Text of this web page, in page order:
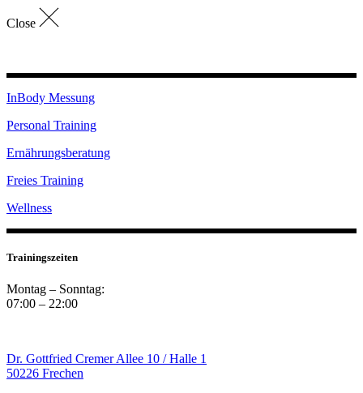
Close
InBody Messung
Personal Training
Ernährungsberatung
Freies Training
Wellness
Trainingszeiten
Montag – Sonntag:
07:00 – 22:00
Dr. Gottfried Cremer Allee 10 / Halle 1
50226 Frechen